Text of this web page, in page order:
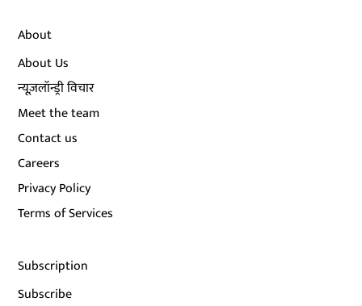
About
About Us
न्यूज़लॉन्ड्री विचार
Meet the team
Contact us
Careers
Privacy Policy
Terms of Services
Subscription
Subscribe